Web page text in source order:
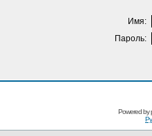
Имя:
Пароль:
Powered by